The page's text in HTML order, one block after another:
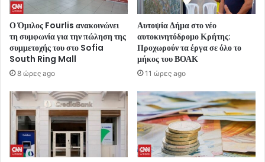
Ο Όμιλος Fourlis ανακοινώνει
τη συμφωνία για την πώληση της
συμμετοχής του στο Sofia
South Ring Mall
8 ώρες ago
Αυτοψία Δήμα στο νέο
αυτοκινητόδρομο Κρήτης:
Προχωρούν τα έργα σε όλο το
μήκος του ΒΟΑΚ
11 ώρες ago